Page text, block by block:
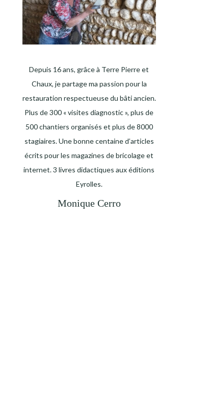
Depuis 16 ans, grâce à Terre Pierre et
Chaux, je partage ma passion pour la
restauration respectueuse du bâti ancien.
Plus de 300 « visites diagnostic », plus de
500 chantiers organisés et plus de 8000
stagiaires. Une bonne centaine d’articles
écrits pour les magazines de bricolage et
internet. 3 livres didactiques aux éditions
Eyrolles.
Monique Cerro